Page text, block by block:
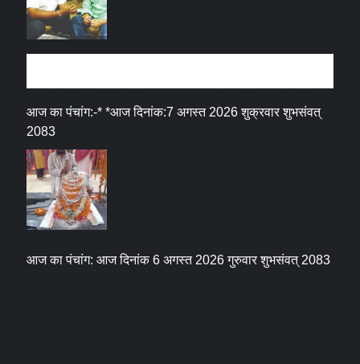
आज का पंचांग:-* *आज दिनांक:7 अगस्त 2026 शुक्रवार शुभसंवत्
2083
आज का पंचांग: आज दिनांक 6 अगस्त 2026 गुरुवार शुभसंवत् 2083